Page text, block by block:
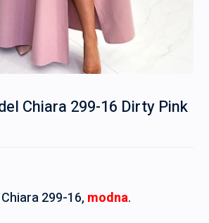
Chiara 299-16 Dirty Pink
299-16, modna.